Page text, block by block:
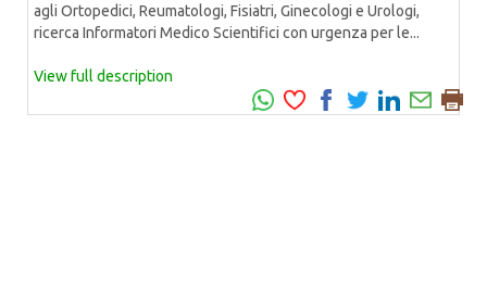
agli Ortopedici, Reumatologi, Fisiatri, Ginecologi e Urologi,
ricerca Informatori Medico Scientifici con urgenza per le...
View full description